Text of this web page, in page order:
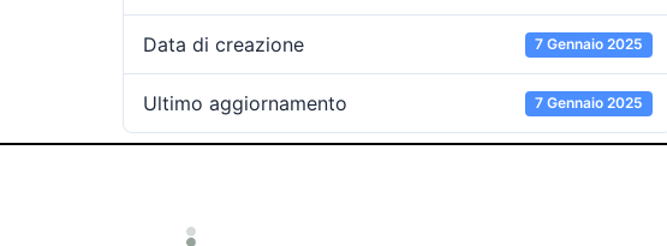
Data di creazione 7 Gennaio 2025
Ultimo aggiornamento 7 Gennaio 2025